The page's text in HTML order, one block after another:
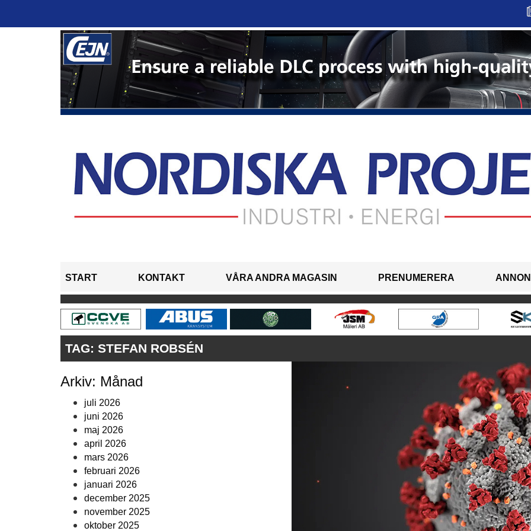
START KONTAKT VÅRA ANDRA MAGASIN PRENUMERERA
TAG: STEFAN ROBSÉN
Arkiv: Månad
juli 2026
juni 2026
maj 2026
april 2026
mars 2026
februari 2026
januari 2026
december 2025
november 2025
oktober 2025